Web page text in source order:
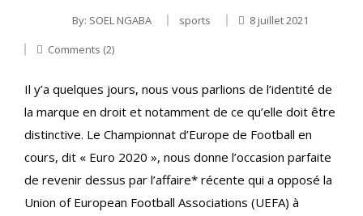
By: SOEL NGABA sports
8 juillet 2021
Comments (2)
Il y’a quelques jours, nous vous parlions de l’identité de
la marque en droit et notamment de ce qu’elle doit être
distinctive. Le Championnat d’Europe de Football en
cours, dit « Euro 2020 », nous donne l’occasion parfaite
de revenir dessus par l’affaire* récente qui a opposé la
Union of European Football Associations (UEFA) à